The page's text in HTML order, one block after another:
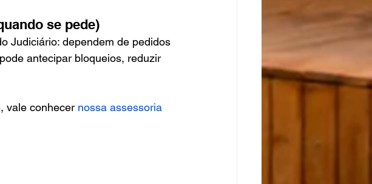
se pede)
Judiciário: dependem de pedidos
antecipar bloqueios, reduzir
vale conhecer nossa assessoria